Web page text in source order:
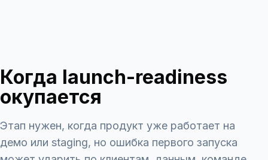
Когда launch-readiness
окупается
Этап нужен, когда продукт уже работает на
демо или staging, но ошибка первого запуска